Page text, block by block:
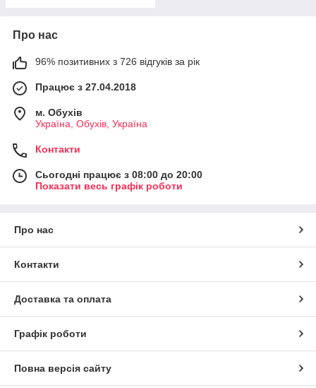
Про нас
96% позитивних з 726 відгуків за рік
Працює з 27.04.2018
м. Обухів
Україна, Обухів, Україна
Контакти
Сьогодні працює з 08:00 до 20:00
Показати весь графік роботи
Про нас
Контакти
Доставка та оплата
Графік роботи
Повна версія сайту